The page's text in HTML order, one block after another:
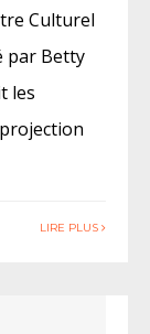
Culturel
par Betty
les
LIRE PLUS